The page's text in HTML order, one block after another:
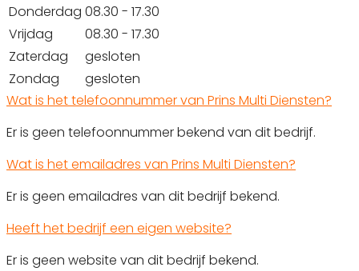
Donderdag 08.30 - 17.30
Vrijdag
08.30 - 17.30
Zaterdag
gesloten
Zondag
gesloten
Wat is het telefoonnummer van Prins Multi Diensten?
Er is geen telefoonnummer bekend van dit bedrijf.
Wat is het emailadres van Prins Multi Diensten?
Er is geen emailadres van dit bedrijf bekend.
Heeft het bedrijf een eigen website?
Er is geen website van dit bedrijf bekend.